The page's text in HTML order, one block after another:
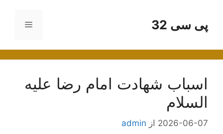
محتواپی سی 32 فهرست
اسباب شهادت امام رضا علیه
السلام
2026-06-07 از admin